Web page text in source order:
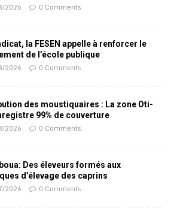
2026 0 Comments
la FESEN appelle à renforcer le
de l’école publique
2026 0 Comments
des moustiquaires : La zone Oti-
99% de couverture
2026 0 Comments
Des éleveurs formés aux
d’élevage des caprins
2026 0 Comments